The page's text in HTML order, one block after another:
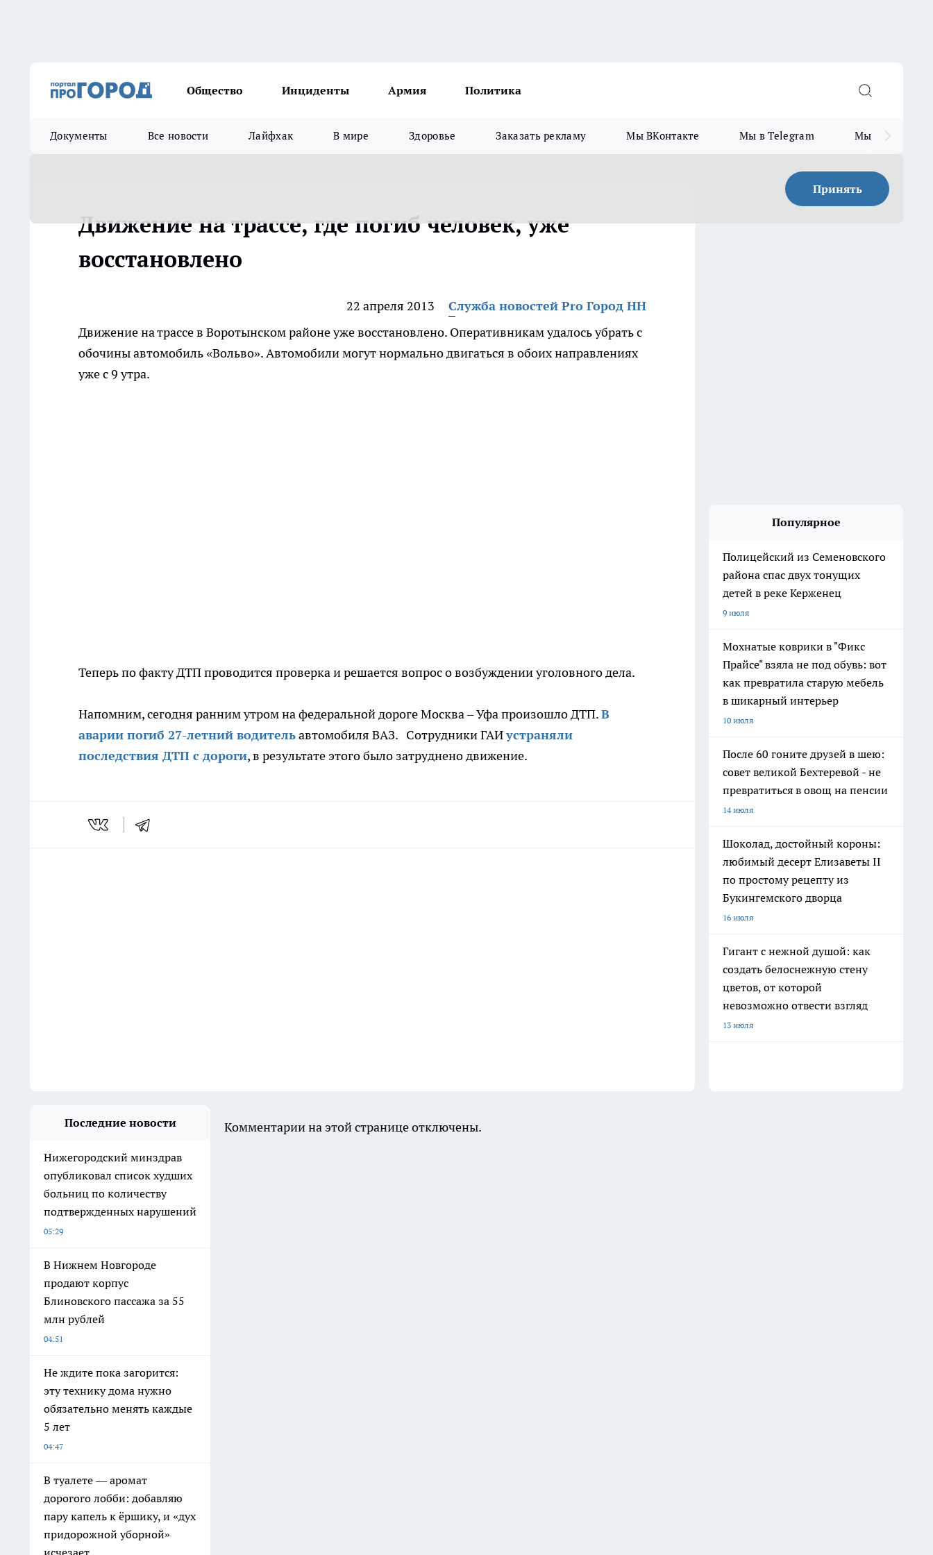
Общество Инциденты Армия Политика
Документы Все новости Лайфхак В мире Здоровье Заказать рекламу Мы ВКонтакте Мы в Telegram Мы в MAX
Принять
Движение на трассе, где погиб человек, уже
восстановлено
22 апреля 2013
Служба новостей Pro Город НН
Движение на трассе в Воротынском районе уже восстановлено. Оперативникам удалось убрать с
обочины автомобиль «Вольво». Автомобили могут нормально двигаться в обоих направлениях
уже с 9 утра.
Теперь по факту ДТП проводится проверка и решается вопрос о возбуждении уголовного дела.
Напомним, сегодня ранним утром на федеральной дороге Москва – Уфа произошло ДТП.В
аварии погиб 27-летний водительавтомобиля ВАЗ. Сотрудники ГАИустраняли
последствия ДТП с дороги, в результате этого было затруднено движение.
Популярное
Полицейский из Семеновского
района спас двух тонущих
детей в реке Керженец
9 июля
Мохнатые коврики в "Фикс
Прайсе" взяла не под обувь: вот
как превратила старую мебель
в шикарный интерьер
10 июля
После 60 гоните друзей в шею:
совет великой Бехтеревой - не
превратиться в овощ на пенсии
14 июля
Шоколад, достойный короны:
любимый десерт Елизаветы II
по простому рецепту из
Букингемского дворца
16 июля
Гигант с нежной душой: как
создать белоснежную стену
цветов, от которой
невозможно отвести взгляд
13 июля
Последние новости
Нижегородский минздрав
опубликовал список худших
больниц по количеству
подтвержденных нарушений
05:29
В Нижнем Новгороде
продают корпус
Блиновского пассажа за 55
млн рублей
04:51
Не ждите пока загорится:
эту технику дома нужно
обязательно менять каждые
5 лет
04:47
В туалете — аромат
дорогого лобби: добавляю
пару капель к ёршику, и «дух
придорожной уборной»
исчезает
Комментарии на этой странице отключены.